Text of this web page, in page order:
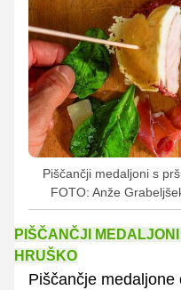
Piščančji medaljoni s
FOTO: Anže
PIŠČANČJI
HRUŠKO
Piščančje